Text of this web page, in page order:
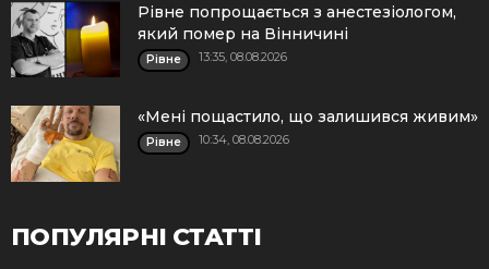
Рівне попрощається з анестезіологом,
який помер на Вінничині
Рівне 13:35, 08.08.2026
«Мені пощастило, що залишився живим»
Рівне 10:34, 08.08.2026
ПОПУЛЯРНІ СТАТТІ